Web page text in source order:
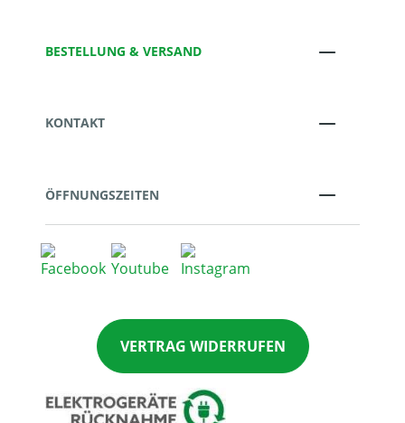
BESTELLUNG & VERSAND
KONTAKT
ÖFFNUNGSZEITEN
VERTRAG WIDERRUFEN